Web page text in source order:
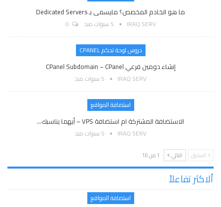
ما هو الخادم المخصص؟ مايسمى بـ Dedicated Servers
IRAQ SERV 5 سنوات منذ
دروس لوحة تحكم CPANEL
إنشاء دومين فرعي CPanel Subdomain – CPanel
IRAQ SERV 5 سنوات منذ
استضافة المواقع
الاستضافة المشتركة ام استضافة VPS – أيهما يناسبك…
IRAQ SERV 5 سنوات منذ
السابق التالي 1 من 10
ألاكثر تفاعلاً
استضافة المواقع